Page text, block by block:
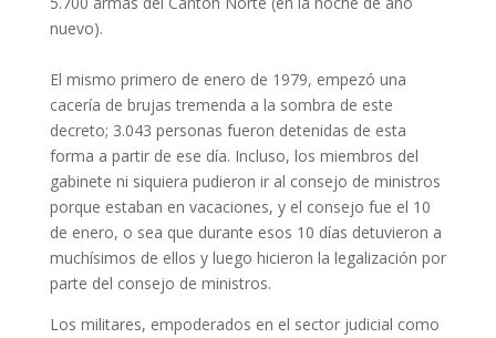
nuevo).
El mismo primero de enero de 1979, empezó una
cacería de brujas tremenda a la sombra de este
decreto; 3.043 personas fueron detenidas de esta
forma a partir de ese día. Incluso, los miembros del
gabinete ni siquiera pudieron ir al consejo de ministros
porque estaban en vacaciones, y el consejo fue el 10
de enero, o sea que durante esos 10 días detuvieron a
muchísimos de ellos y luego hicieron la legalización por
parte del consejo de ministros.
Los militares, empoderados en el sector judicial como